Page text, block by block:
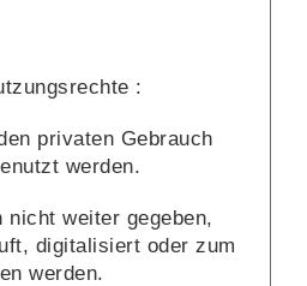
:
privaten Gebrauch
werden.
nicht weiter gegeben,
digitalisiert oder zum
werden.